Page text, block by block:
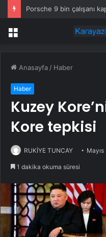
Porsche 9 bin çalışanı
Menü
Anasayfa / Haber
Haber
Kuzey
Kore tepkisi
RUKİYE TUNCAY
1 dakika okuma süresi